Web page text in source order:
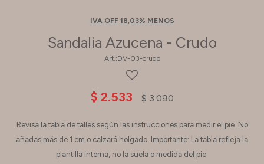
IVA OFF 18,03% MENOS
Sandalia Azucena - Crudo
DV-03-crudo
$ 2.533 $ 3.090
Revisa la tabla de talles según las instrucciones para medir el pie. No
añadas más de 1 cm o calzará holgado. Importante: La tabla refleja la
plantilla interna, no la suela o medida del pie.